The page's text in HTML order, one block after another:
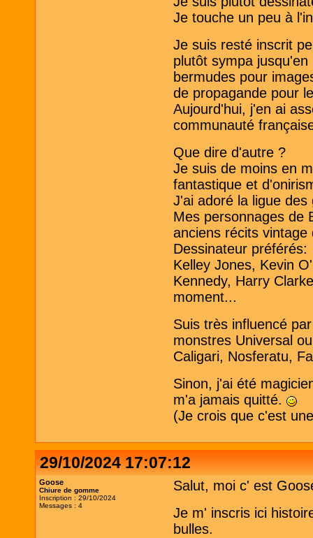
Je touche un peu à
Je suis resté inscrit
plutôt sympa
bermudes pour
de propagande pour
Aujourd'hui, j'en ai
communauté
Que dire d'autre ?
Je suis de moins en
fantastique et
J'ai adoré la ligue
Mes personnages de
anciens récits
Dessinateur préférés:
Kelley Jones, Kevin
Kennedy, Harry
moment...
Suis très influencé
monstres Universal
Caligari, Nosferatu,
Sinon, j'ai été
m'a jamais quitté.
(Je crois que c'est
29/10/2024 17:07:12
Goose
Chiure de gomme
Inscription : 29/10/2024
Messages : 4
Salut, moi c' est
Je m' inscris ici
bulles.